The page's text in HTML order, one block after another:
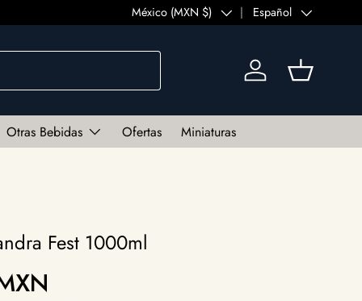
País/Región
México (MXN $) IdiomaEspañol
Iniciar sesión
Cesta
Otras Bebidas Ofertas Miniaturas
Fest 1000ml